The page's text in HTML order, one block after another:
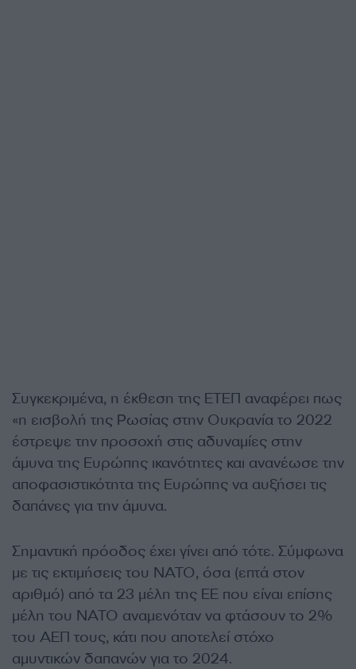
Συγκεκριμένα, η έκθεση της ΕΤΕΠ αναφέρει πως
«η εισβολή της Ρωσίας στην Ουκρανία το 2022
έστρεψε την προσοχή στις αδυναμίες στην
άμυνα της Ευρώπης ικανότητες και ανανέωσε την
αποφασιστικότητα της Ευρώπης να αυξήσει τις
δαπάνες για την άμυνα.
Σημαντική πρόοδος έχει γίνει από τότε. Σύμφωνα
με τις εκτιμήσεις του ΝΑΤΟ, όσα (επτά στον
αριθμό) από τα 23 μέλη της ΕΕ που είναι επίσης
μέλη του ΝΑΤΟ αναμενόταν να φτάσουν το 2%
του ΑΕΠ τους, κάτι που αποτελεί στόχο
αμυντικών δαπανών για το 2024.